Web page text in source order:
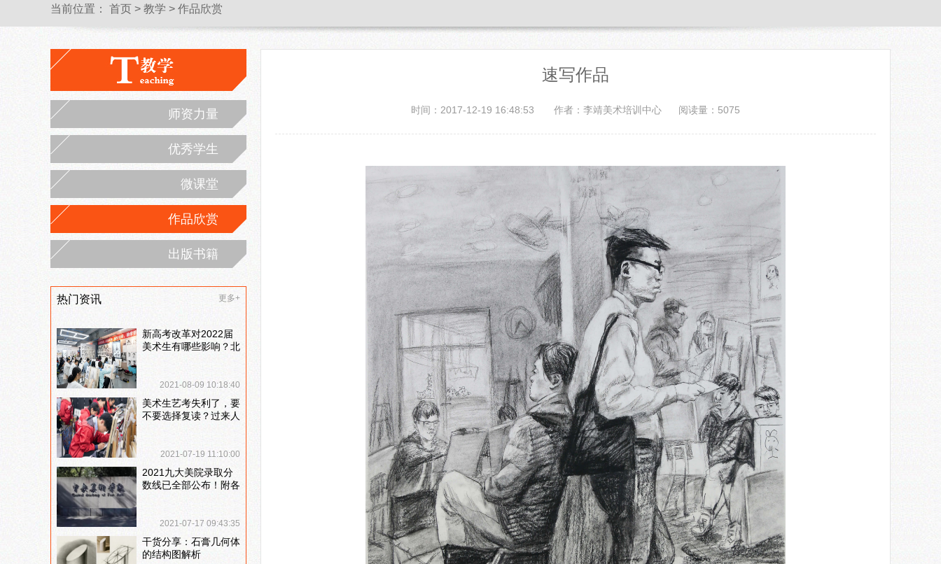
当前位置： 首页 > 教学 > 作品欣赏
师资力量
优秀学生
微课堂
作品欣赏
出版书籍
热门资讯 更多+
新高考改革对2022届
美术生有哪些影响？北
2021-08-09 10:18:40
美术生艺考失利了，要
不要选择复读？过来人
2021-07-19 11:10:00
2021九大美院录取分
数线已全部公布！附各
2021-07-17 09:43:35
干货分享：石膏几何体
的结构图解析
速写作品
时间：2017-12-19 16:48:53 作者：李靖美术培训中心 阅读量：5075